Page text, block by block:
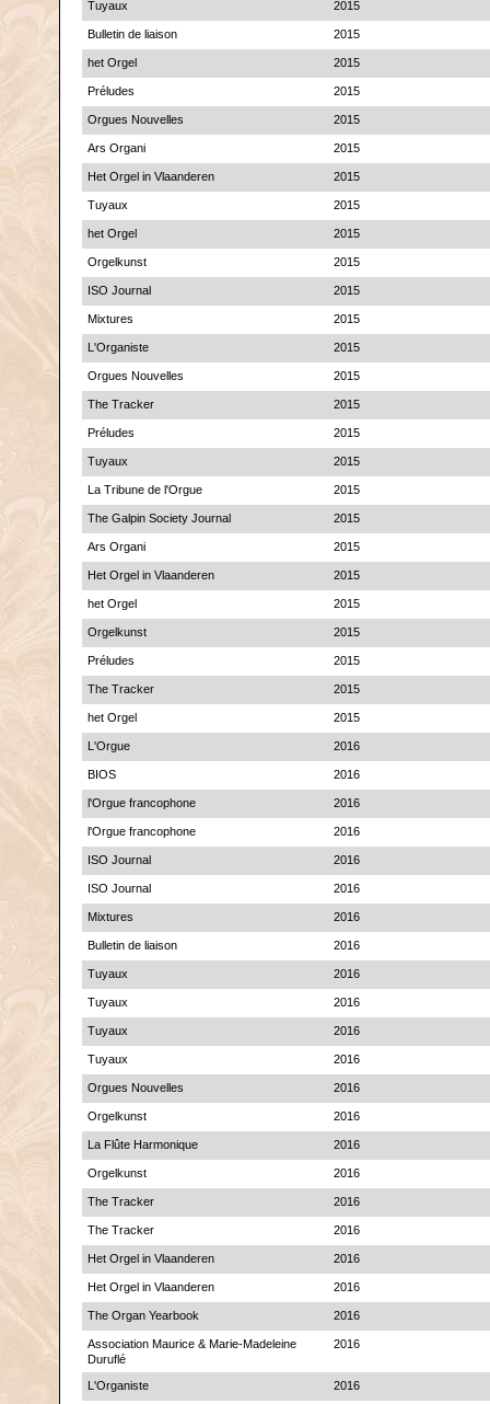
Tuyaux 2015
Bulletin de liaison 2015
het Orgel 2015
Préludes 2015
Orgues Nouvelles 2015
Ars Organi 2015
Het Orgel in Vlaanderen 2015
Tuyaux 2015
het Orgel 2015
Orgelkunst 2015
ISO Journal 2015
Mixtures 2015
L'Organiste 2015
Orgues Nouvelles 2015
The Tracker 2015
Préludes 2015
Tuyaux 2015
La Tribune de l'Orgue 2015
The Galpin Society Journal 2015
Ars Organi 2015
Het Orgel in Vlaanderen 2015
het Orgel 2015
Orgelkunst 2015
Préludes 2015
The Tracker 2015
het Orgel 2015
L'Orgue 2016
BIOS 2016
l'Orgue francophone 2016
l'Orgue francophone 2016
ISO Journal 2016
ISO Journal 2016
Mixtures 2016
Bulletin de liaison 2016
Tuyaux 2016
Tuyaux 2016
Tuyaux 2016
Tuyaux 2016
Orgues Nouvelles 2016
Orgelkunst 2016
La Flûte Harmonique 2016
Orgelkunst 2016
The Tracker 2016
The Tracker 2016
Het Orgel in Vlaanderen 2016
Het Orgel in Vlaanderen 2016
The Organ Yearbook 2016
Association Maurice & Marie-Madeleine
Duruflé
2016
L'Organiste 2016